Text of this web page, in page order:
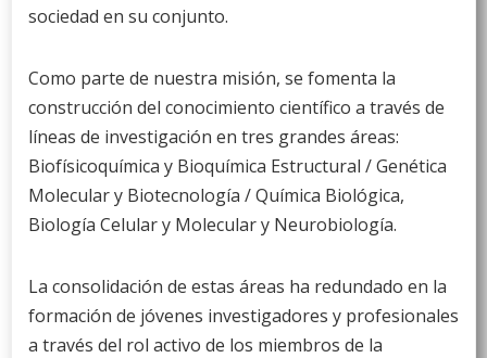
sociedad en su conjunto.
Como parte de nuestra misión, se fomenta la
construcción del conocimiento científico a través de
líneas de investigación en tres grandes áreas:
Biofísicoquímica y Bioquímica Estructural / Genética
Molecular y Biotecnología / Química Biológica,
Biología Celular y Molecular y Neurobiología.
La consolidación de estas áreas ha redundado en la
formación de jóvenes investigadores y profesionales
a través del rol activo de los miembros de la